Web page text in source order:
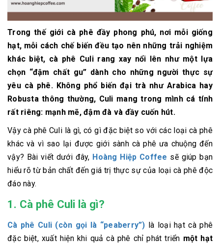
Trong thế giới cà phê đầy phong phú, nơi mỗi giống
hạt, mỗi cách chế biến đều tạo nên những trải nghiệm
khác biệt, cà phê Culi rang xay nổi lên như một lựa
chọn “đậm chất gu” dành cho những người thực sự
yêu cà phê. Không phổ biến đại trà như Arabica hay
Robusta thông thường, Culi mang trong mình cá tính
rất riêng: mạnh mẽ, đậm đà và đầy cuốn hút.
Vậy cà phê Culi là gì, có gì đặc biệt so với các loại cà phê
khác và vì sao lại được giới sành cà phê ưa chuộng đến
vậy? Bài viết dưới đây, Hoàng Hiệp Coffee sẽ giúp bạn
hiểu rõ từ bản chất đến giá trị thực sự của loại cà phê độc
đáo này.
1. Cà phê Culi là gì?
Cà phê Culi (còn gọi là “peaberry”) là loại hạt cà phê
đặc biệt, xuất hiện khi quả cà phê chỉ phát triển một hạt